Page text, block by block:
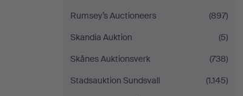
Rumsey’s Auctioneers
(897)
Skandia Auktion
(5)
Skånes Auktionsverk
(738)
Stadsauktion Sundsvall
(1.145)